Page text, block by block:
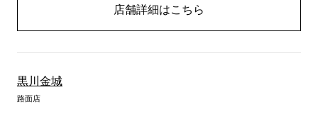
店舗詳細はこちら
黒川金城
路面店